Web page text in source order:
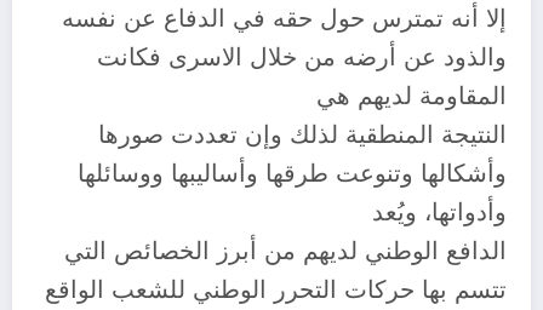
إلا أنه تمترس حول حقه في الدفاع عن نفسه
والذود عن أرضه من خلال الاسرى فكانت
المقاومة لديهم هي
النتيجة المنطقية لذلك وإن تعددت صورها
وأشكالها وتنوعت طرقها وأساليبها ووسائلها
وأدواتها، ويُعد
الدافع الوطني لديهم من أبرز الخصائص التي
تتسم بها حركات التحرر الوطني للشعب الواقع